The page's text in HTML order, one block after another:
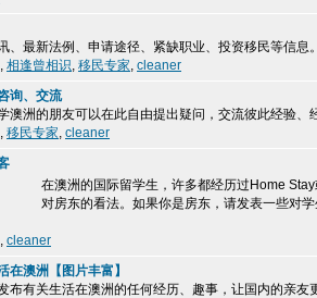
、最新法例、申请途径、紧缺职业、投资移民等信息
, 相逢曾相识, 移民专家, cleaner
询、交流
澳洲的朋友可以在此自由提出疑问，交流彼此经验、
, 移民专家, cleaner
在澳洲的国际留学生，许多都经历过Home
对房东的看法。如果你是房东，请发表一些对
, cleaner
在澳洲【图片丰富】
布有关生活在澳洲的任何经历、趣事，让国内的亲